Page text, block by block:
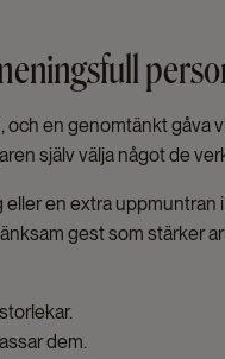
en genomtänkt
själv välja något de
en extra
gest som stärker
dem.